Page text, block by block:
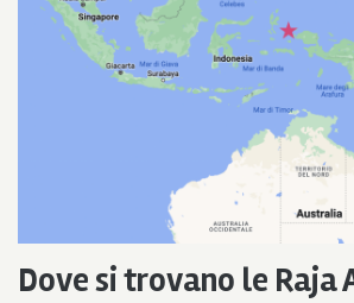
Dove si trovano le Raja